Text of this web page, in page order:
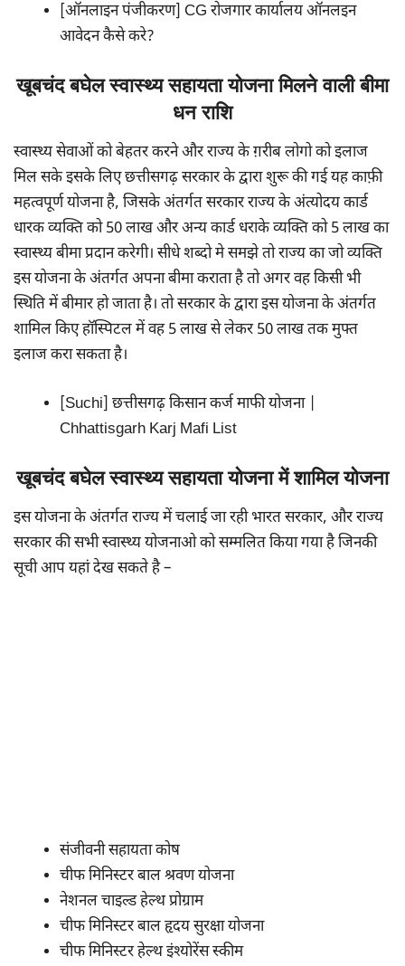
[ऑनलाइन पंजीकरण] CG रोजगार कार्यालय ऑनलइन
आवेदन कैसे करे?
खूबचंद बघेल स्वास्थ्य सहायता योजना मिलने वाली बीमा
धन राशि
स्वास्थ्य सेवाओं को बेहतर करने और राज्य के ग़रीब लोगो को इलाज
मिल सके इसके लिए छत्तीसगढ़ सरकार के द्वारा शुरू की गई यह काफ़ी
महत्वपूर्ण योजना है, जिसके अंतर्गत सरकार राज्य के अंत्योदय कार्ड
धारक व्यक्ति को 50 लाख और अन्य कार्ड धराके व्यक्ति को 5 लाख का
स्वास्थ्य बीमा प्रदान करेगी। सीधे शब्दो मे समझे तो राज्य का जो व्यक्ति
इस योजना के अंतर्गत अपना बीमा कराता है तो अगर वह किसी भी
स्थिति में बीमार हो जाता है। तो सरकार के द्वारा इस योजना के अंतर्गत
शामिल किए हॉस्पिटल में वह 5 लाख से लेकर 50 लाख तक मुफ्त
इलाज करा सकता है।
[Suchi] छत्तीसगढ़ किसान कर्ज माफी योजना |
Chhattisgarh Karj Mafi List
खूबचंद बघेल स्वास्थ्य सहायता योजना में शामिल योजना
इस योजना के अंतर्गत राज्य में चलाई जा रही भारत सरकार, और राज्य
सरकार की सभी स्वास्थ्य योजनाओ को सम्मलित किया गया है जिनकी
सूची आप यहां देख सकते है –
संजीवनी सहायता कोष
चीफ मिनिस्टर बाल श्रवण योजना
नेशनल चाइल्ड हेल्थ प्रोग्राम
चीफ मिनिस्टर बाल हृदय सुरक्षा योजना
चीफ मिनिस्टर हेल्थ इंश्योरेंस स्कीम